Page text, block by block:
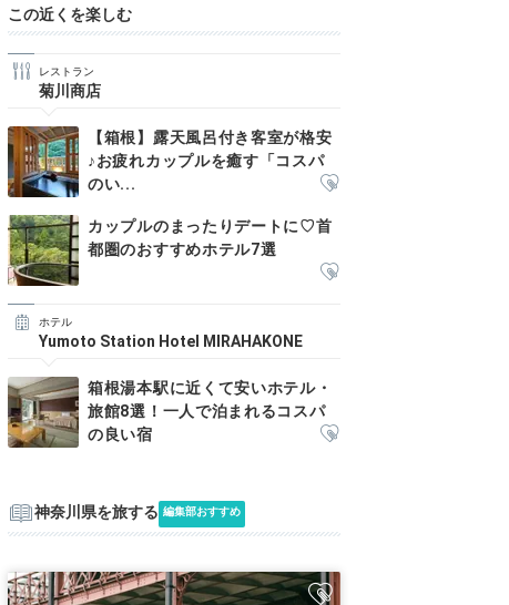
この近くを楽しむ
レストラン
菊川商店
【箱根】露天風呂付き客室が格安
♪お疲れカップルを癒す「コスパ
のい...
カップルのまったりデートに♡首
都圏のおすすめホテル7選
ホテル
Yumoto Station Hotel MIRAHAKONE
箱根湯本駅に近くて安いホテル・
旅館8選！一人で泊まれるコスパ
の良い宿
神奈川県を旅する 編集部おすすめ